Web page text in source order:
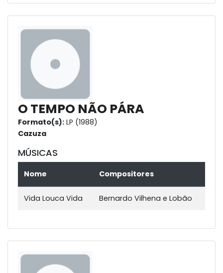
O TEMPO NÃO PÁRA
Formato(s): LP (1988)
Cazuza
MÚSICAS
Nome Compositores
Vida Louca Vida Bernardo Vilhena e Lobão